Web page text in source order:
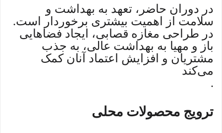
در دوران حاضر، تعهد به بهداشت و
سلامت از اهمیت بیشتری برخوردار است.
در طراحی مغازه قصابی، ایجاد فضاهایی
باز و مهیا به بهداشت عالی، به جذب
مشتریان و افزایش اعتماد آنان کمک
می‌کند
.
ترویج محصولات محلی